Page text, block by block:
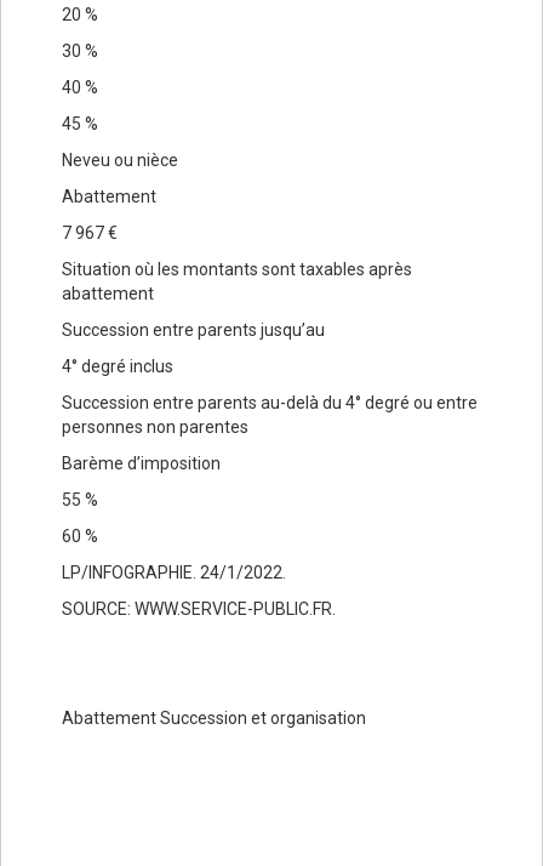
20 %
30 %
40 %
45 %
Neveu ou nièce
Abattement
7 967 €
Situation où les montants sont taxables après
abattement
Succession entre parents jusqu’au
4° degré inclus
Succession entre parents au-delà du 4° degré ou entre
personnes non parentes
Barème d’imposition
55 %
60 %
LP/INFOGRAPHIE. 24/1/2022.
SOURCE: WWW.SERVICE-PUBLIC.FR.
Abattement Succession et organisation